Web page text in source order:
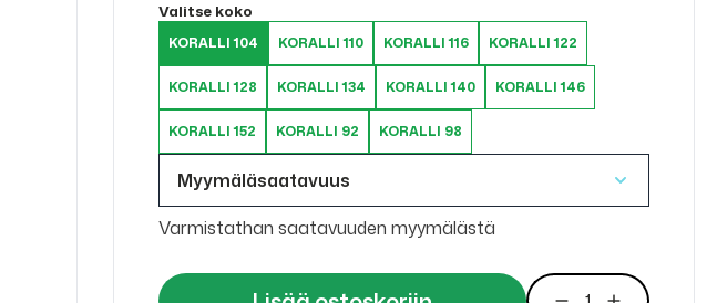
Valitse koko
KORALLI 104 KORALLI 110 KORALLI 116 KORALLI 122
KORALLI 128 KORALLI 134 KORALLI 140 KORALLI 146
KORALLI 152 KORALLI 92 KORALLI 98
Myymäläsaatavuus
Varmistathan saatavuuden myymälästä